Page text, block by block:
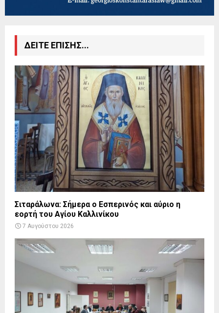
ΔΕΙΤΕ ΕΠΙΣΗΣ...
Σιταράλωνα: Σήμερα ο Εσπερινός και αύριο η
εορτή του Αγίου Καλλινίκου
7 Αυγούστου 2026